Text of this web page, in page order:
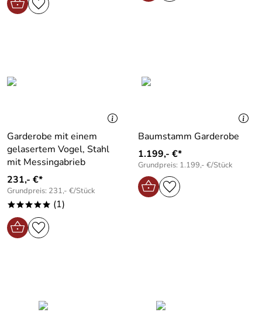
Garderobe mit einem
gelasertem Vogel, Stahl
mit Messingabrieb
231,- €*
Grundpreis: 231,- €/Stück
***** (1)
Baumstamm Garderobe
1.199,- €*
Grundpreis: 1.199,- €/Stück